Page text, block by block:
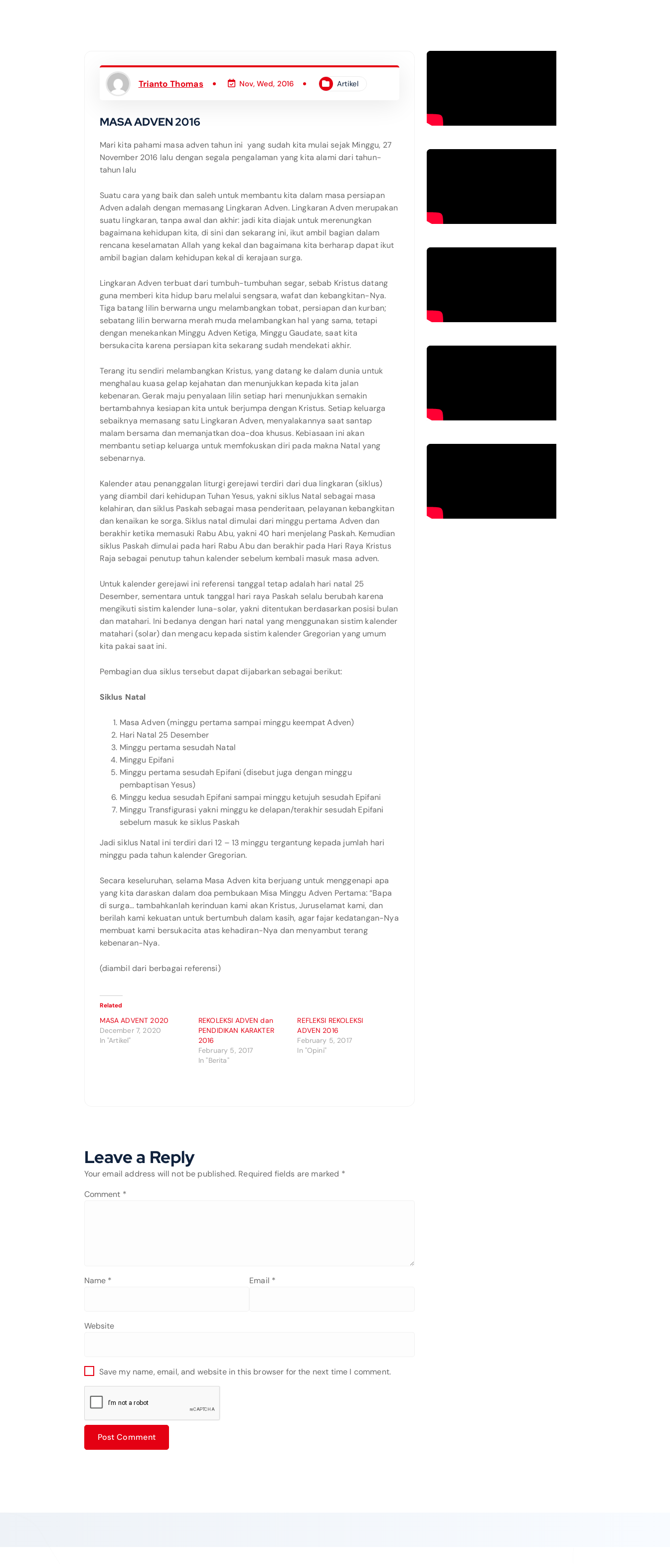
Trianto Thomas Nov, Wed, 2016 Artikel
MASA ADVEN 2016
Mari kita pahami masa adven tahun ini yang sudah kita mulai sejak Minggu, 27
November 2016 lalu dengan segala pengalaman yang kita alami dari tahun-
tahun lalu
Suatu cara yang baik dan saleh untuk membantu kita dalam masa persiapan
Adven adalah dengan memasang Lingkaran Adven. Lingkaran Adven merupakan
suatu lingkaran, tanpa awal dan akhir: jadi kita diajak untuk merenungkan
bagaimana kehidupan kita, di sini dan sekarang ini, ikut ambil bagian dalam
rencana keselamatan Allah yang kekal dan bagaimana kita berharap dapat ikut
ambil bagian dalam kehidupan kekal di kerajaan surga.
Lingkaran Adven terbuat dari tumbuh-tumbuhan segar, sebab Kristus datang
guna memberi kita hidup baru melalui sengsara, wafat dan kebangkitan-Nya.
Tiga batang lilin berwarna ungu melambangkan tobat, persiapan dan kurban;
sebatang lilin berwarna merah muda melambangkan hal yang sama, tetapi
dengan menekankan Minggu Adven Ketiga, Minggu Gaudate, saat kita
bersukacita karena persiapan kita sekarang sudah mendekati akhir.
Terang itu sendiri melambangkan Kristus, yang datang ke dalam dunia untuk
menghalau kuasa gelap kejahatan dan menunjukkan kepada kita jalan
kebenaran. Gerak maju penyalaan lilin setiap hari menunjukkan semakin
bertambahnya kesiapan kita untuk berjumpa dengan Kristus. Setiap keluarga
sebaiknya memasang satu Lingkaran Adven, menyalakannya saat santap
malam bersama dan memanjatkan doa-doa khusus. Kebiasaan ini akan
membantu setiap keluarga untuk memfokuskan diri pada makna Natal yang
sebenarnya.
Kalender atau penanggalan liturgi gerejawi terdiri dari dua lingkaran (siklus)
yang diambil dari kehidupan Tuhan Yesus, yakni siklus Natal sebagai masa
kelahiran, dan siklus Paskah sebagai masa penderitaan, pelayanan kebangkitan
dan kenaikan ke sorga. Siklus natal dimulai dari minggu pertama Adven dan
berakhir ketika memasuki Rabu Abu, yakni 40 hari menjelang Paskah. Kemudian
siklus Paskah dimulai pada hari Rabu Abu dan berakhir pada Hari Raya Kristus
Raja sebagai penutup tahun kalender sebelum kembali masuk masa adven.
Untuk kalender gerejawi ini referensi tanggal tetap adalah hari natal 25
Desember, sementara untuk tanggal hari raya Paskah selalu berubah karena
mengikuti sistim kalender luna-solar, yakni ditentukan berdasarkan posisi bulan
dan matahari. Ini bedanya dengan hari natal yang menggunakan sistim kalender
matahari (solar) dan mengacu kepada sistim kalender Gregorian yang umum
kita pakai saat ini.
Pembagian dua siklus tersebut dapat dijabarkan sebagai berikut:
Siklus Natal
Masa Adven (minggu pertama sampai minggu keempat Adven)
Hari Natal 25 Desember
Minggu pertama sesudah Natal
Minggu Epifani
Minggu pertama sesudah Epifani (disebut juga dengan minggu
pembaptisan Yesus)
Minggu kedua sesudah Epifani sampai minggu ketujuh sesudah Epifani
Minggu Transfigurasi yakni minggu ke delapan/terakhir sesudah Epifani
sebelum masuk ke siklus Paskah
Jadi siklus Natal ini terdiri dari 12 – 13 minggu tergantung kepada jumlah hari
minggu pada tahun kalender Gregorian.
Secara keseluruhan, selama Masa Adven kita berjuang untuk menggenapi apa
yang kita daraskan dalam doa pembukaan Misa Minggu Adven Pertama: “Bapa
di surga… tambahkanlah kerinduan kami akan Kristus, Juruselamat kami, dan
berilah kami kekuatan untuk bertumbuh dalam kasih, agar fajar kedatangan-Nya
membuat kami bersukacita atas kehadiran-Nya dan menyambut terang
kebenaran-Nya.
(diambil dari berbagai referensi)
Related
MASA ADVENT 2020
December 7, 2020
In "Artikel"
REKOLEKSI ADVEN dan
PENDIDIKAN KARAKTER
2016
February 5, 2017
In "Berita"
REFLEKSI REKOLEKSI
ADVEN 2016
February 5, 2017
In "Opini"
Leave a Reply
Your email address will not be published. Required fields are marked *
Comment *
Name * Email *
Website
Save my name, email, and website in this browser for the next time I comment.